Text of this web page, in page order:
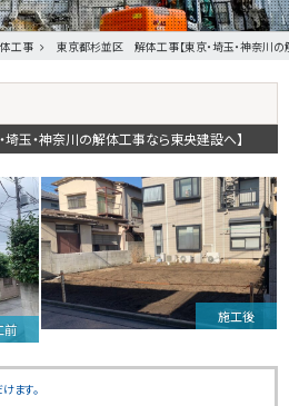
工事 東京都杉並区 解体工事【東京・埼玉・神奈川の
玉・神奈川の解体工事なら東央建設へ】
前
施工後
ます。